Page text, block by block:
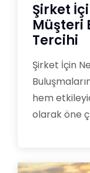
Şirket
Müşteri
Tercihi
Şirket İçin
hem
olarak öne